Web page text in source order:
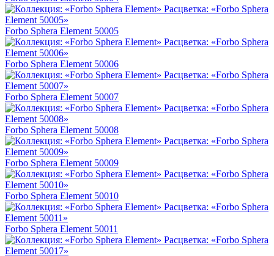
Forbo Sphera Element 50005
Forbo Sphera Element 50006
Forbo Sphera Element 50007
Forbo Sphera Element 50008
Forbo Sphera Element 50009
Forbo Sphera Element 50010
Forbo Sphera Element 50011